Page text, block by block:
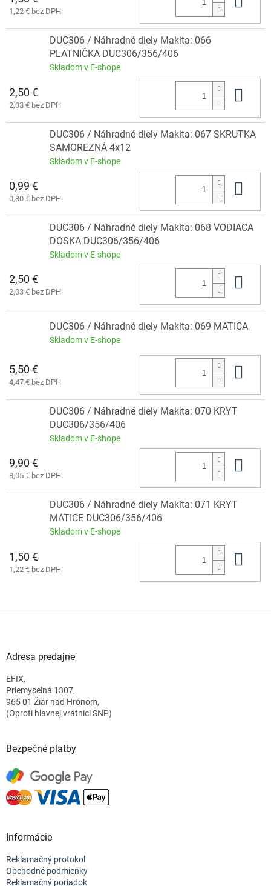
1,22 € bez DPH
DUC306 / Náhradné diely Makita: 066
PLATNIČKA DUC306/356/406
Skladom v E-shope
2,50 €
2,03 € bez DPH
DUC306 / Náhradné diely Makita: 067 SKRUTKA
SAMOREZNÁ 4x12
Skladom v E-shope
0,99 €
0,80 € bez DPH
DUC306 / Náhradné diely Makita: 068 VODIACA
DOSKA DUC306/356/406
Skladom v E-shope
2,50 €
2,03 € bez DPH
DUC306 / Náhradné diely Makita: 069 MATICA
Skladom v E-shope
5,50 €
4,47 € bez DPH
DUC306 / Náhradné diely Makita: 070 KRYT
DUC306/356/406
Skladom v E-shope
9,90 €
8,05 € bez DPH
DUC306 / Náhradné diely Makita: 071 KRYT
MATICE DUC306/356/406
Skladom v E-shope
1,50 €
1,22 € bez DPH
Adresa predajne
EFIX,
Priemyselná 1307,
965 01 Žiar nad Hronom,
(Oproti hlavnej vrátnici SNP)
Bezpečné platby
Informácie
Reklamačný protokol
Obchodné podmienky
Reklamačný poriadok